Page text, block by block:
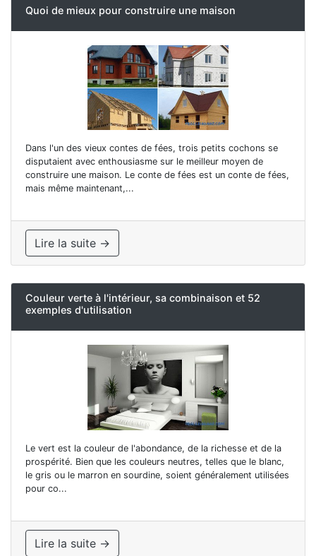
Quoi de mieux pour construire une maison
Dans l'un des vieux contes de fées, trois petits cochons se
disputaient avec enthousiasme sur le meilleur moyen de
construire une maison. Le conte de fées est un conte de fées,
mais même maintenant,...
Lire la suite →
Couleur verte à l'intérieur, sa combinaison et 52
exemples d'utilisation
Le vert est la couleur de l'abondance, de la richesse et de la
prospérité. Bien que les couleurs neutres, telles que le blanc,
le gris ou le marron en sourdine, soient généralement utilisées
pour co...
Lire la suite →